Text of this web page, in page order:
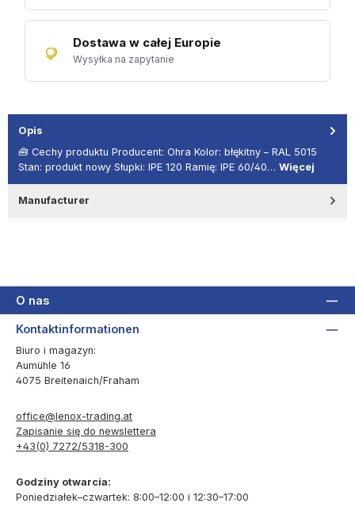
Dostawa w całej Europie
Wysyłka na zapytanie
Opis
🧰 Cechy produktu Producent: Ohra Kolor: błękitny – RAL 5015
Stan: produkt nowy Słupki: IPE 120 Ramię: IPE 60/40… Więcej
Manufacturer
O nas
Kontaktinformationen
Biuro i magazyn:
Aumühle 16
4075 Breitenaich/Fraham
office@lenox-trading.at
Zapisanie się do newslettera
+43(0) 7272/5318-300
Godziny otwarcia:
Poniedziałek–czwartek: 8:00–12:00 i 12:30–17:00